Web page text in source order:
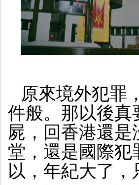
原來境外犯罪
件般。那以後真
屍，回香港還
堂，還是國際犯
以，年紀大了